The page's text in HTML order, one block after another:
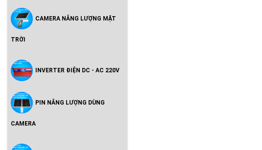
Vườn Cao Cấp Chính Hãng
CAMERA NĂNG LƯỢNG MẶT
TRỜI
INVERTER ĐIỆN DC - AC 220V
PIN NĂNG LƯỢNG DÙNG
CAMERA